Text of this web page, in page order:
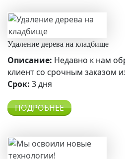
Удаление дерева на кладбище
Описание: Недавно к нам
клиент со срочным заказом
Срок: 3 дня
ПОДРОБНЕЕ